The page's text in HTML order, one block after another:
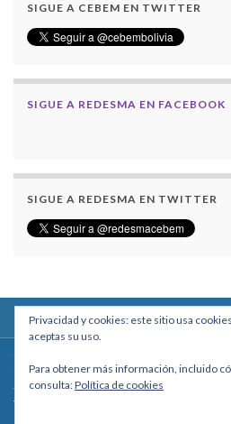
SIGUE A CEBEM EN TWITTER
SIGUE A REDESMA EN FACEBOOK
SIGUE A REDESMA EN TWITTER
Calle Macario Pinilla # 2588 esq. Av. Arce,
- La Paz, Bolivia
Teléfono: +591 2431818 - Celular: +591
Privacidad y cookies: este sitio usa
aceptas su uso.
Para obtener más información, incluido
consulta:Política de cookies